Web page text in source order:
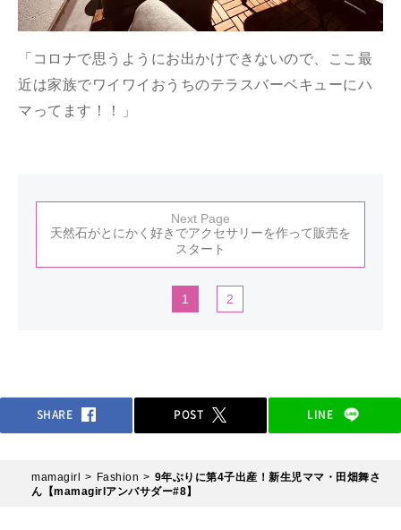
「コロナで思うようにお出かけできないので、ここ最
近は家族でワイワイおうちのテラスバーベキューにハ
マってます！！」
Next Page
天然石がとにかく好きでアクセサリーを作って販売を
スタート
1 2
SHARE POST LINE
mamagirl Fashion
9年ぶりに第4子出産！新生児ママ・田畑舞さ
ん【mamagirlアンバサダー#8】